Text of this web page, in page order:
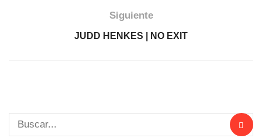
Siguiente
JUDD HENKES | NO EXIT